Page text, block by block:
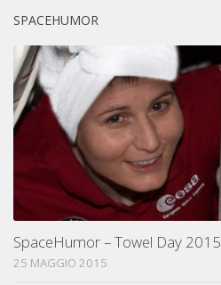
SPACEHUMOR
SpaceHumor – Towel Day 2015
25 MAGGIO 2015